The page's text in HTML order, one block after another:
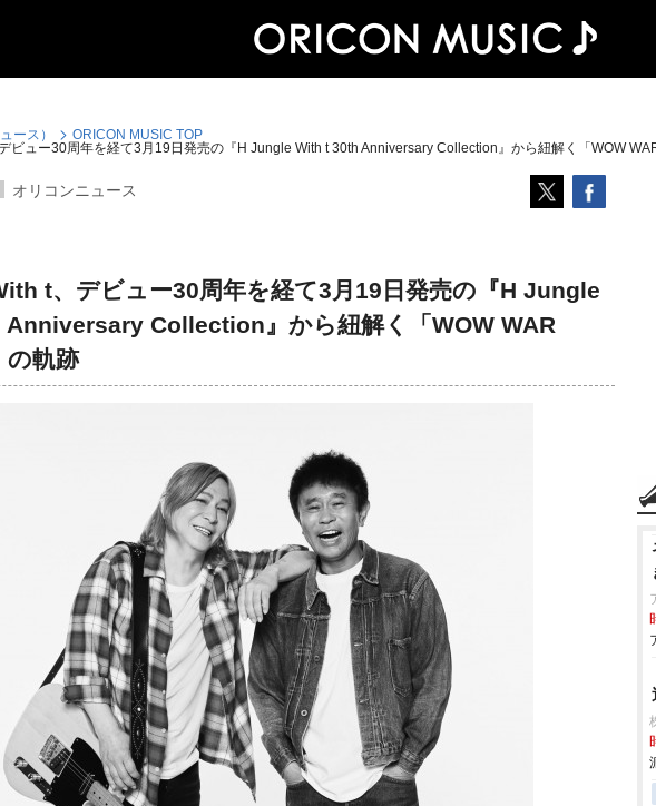
ース）
ORICON MUSIC TOP
ビュー30周年を経て3月19日発売の『H Jungle With t 30th Anniversary Collection』から紐解く「WOW
オリコンニュース
t、デビュー30周年を経て3月19日発売の『H Jungle
Collection』から紐解く「WOW WAR
の軌跡